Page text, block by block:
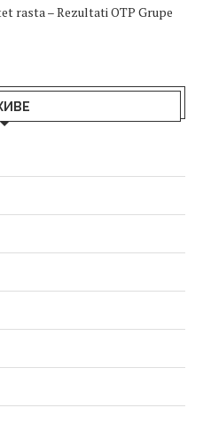
rasta – Rezultati OTP Grupe